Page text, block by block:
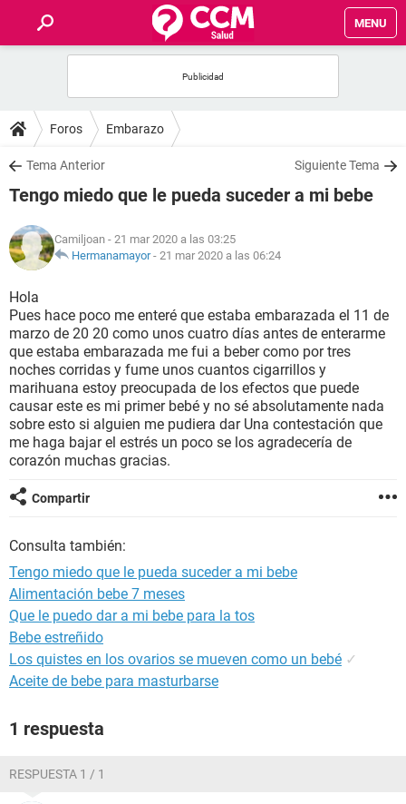
MENU
FOROS
SALUD
FAMILIA
NUTRICIÓN
BIENESTAR
SEXUALIDAD
GLOSARIO
Foros Embarazo
Tema Anterior Siguiente Tema
Tengo miedo que le pueda suceder a mi bebe
Camiljoan - 21 mar 2020 a las 03:25
Hermanamayor- 21 mar 2020 a las 06:24
Hola
Pues hace poco me enteré que estaba embarazada el 11 de
marzo de 20 20 como unos cuatro días antes de enterarme
que estaba embarazada me fui a beber como por tres
noches corridas y fume unos cuantos cigarrillos y
marihuana estoy preocupada de los efectos que puede
causar este es mi primer bebé y no sé absolutamente nada
sobre esto si alguien me pudiera dar Una contestación que
me haga bajar el estrés un poco se los agradecería de
corazón muchas gracias.
Compartir
Consulta también:
Tengo miedo que le pueda suceder a mi bebe
Alimentación bebe 7 meses
Que le puedo dar a mi bebe para la tos
Bebe estreñido
Los quistes en los ovarios se mueven como un bebé ✓
Aceite de bebe para masturbarse
1 respuesta
RESPUESTA 1 / 1